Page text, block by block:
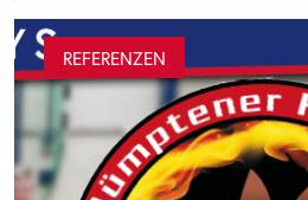
REFERENZEN